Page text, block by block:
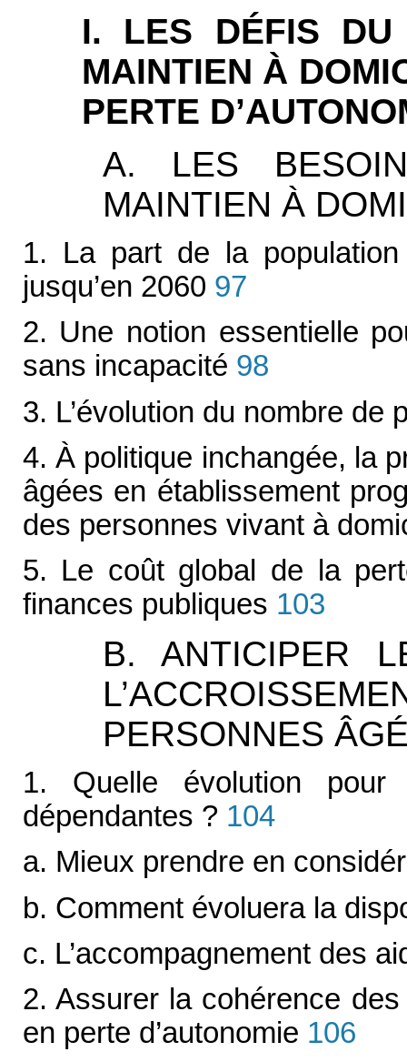
I. LES DÉFIS DU
MAINTIEN À
PERTE
A. LES
MAINTIEN À
1. La part de la population
jusqu’en 2060 97
2. Une notion essentielle
sans incapacité 98
3. L’évolution du nombre de
4. À politique inchangée, la
âgées en établissement
des personnes vivant à
5. Le coût global de la
finances publiques 103
B. ANTICIPER
PERSONNES
1. Quelle évolution pour
dépendantes ? 104
a. Mieux prendre en
b. Comment évoluera la
c. L’accompagnement des
2. Assurer la cohérence
en perte d’autonomie 106